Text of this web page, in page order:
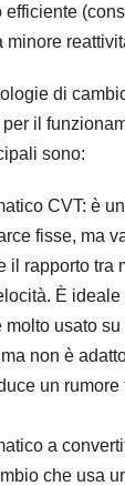
efficiente
minore
di
il
sono:
CVT: è
fisse, ma
il rapporto tra
È ideale
molto usato su
non è
un rumore
a
che usa